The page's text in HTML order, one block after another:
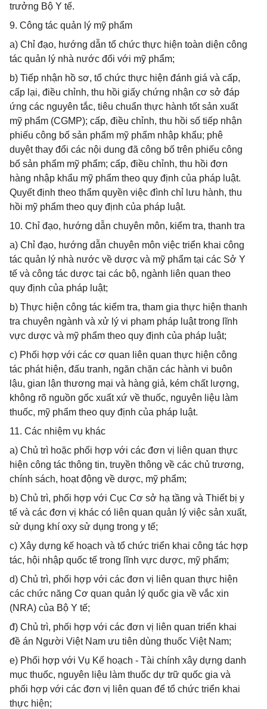
trưởng Bộ Y tế.
9. Công tác quản lý mỹ phẩm
a) Chỉ đạo, hướng dẫn tổ chức thực hiện toàn diện công
tác quản lý nhà nước đối với mỹ phẩm;
b) Tiếp nhận hồ sơ, tổ chức thực hiện đánh giá và cấp,
cấp lại, điều chỉnh, thu hồi giấy chứng nhận cơ sở đáp
ứng các nguyên tắc, tiêu chuẩn thực hành tốt sản xuất
mỹ phẩm (CGMP); cấp, điều chỉnh, thu hồi số tiếp nhận
phiếu công bố sản phẩm mỹ phẩm nhập khẩu; phê
duyệt thay đổi các nội dung đã công bố trên phiếu công
bố sản phẩm mỹ phẩm; cấp, điều chỉnh, thu hồi đơn
hàng nhập khẩu mỹ phẩm theo quy định của pháp luật.
Quyết định theo thẩm quyền việc đình chỉ lưu hành, thu
hồi mỹ phẩm theo quy định của pháp luật.
10. Chỉ đạo, hướng dẫn chuyên môn, kiểm tra, thanh tra
a) Chỉ đạo, hướng dẫn chuyên môn việc triển khai công
tác quản lý nhà nước về dược và mỹ phẩm tại các Sở Y
tế và công tác dược tại các bộ, ngành liên quan theo
quy định của pháp luật;
b) Thực hiện công tác kiểm tra, tham gia thực hiện thanh
tra chuyên ngành và xử lý vi phạm pháp luật trong lĩnh
vực dược và mỹ phẩm theo quy định của pháp luật;
c) Phối hợp với các cơ quan liên quan thực hiện công
tác phát hiện, đấu tranh, ngăn chặn các hành vi buôn
lậu, gian lận thương mại và hàng giả, kém chất lượng,
không rõ nguồn gốc xuất xứ về thuốc, nguyên liệu làm
thuốc, mỹ phẩm theo quy định của pháp luật.
11. Các nhiệm vụ khác
a) Chủ trì hoặc phối hợp với các đơn vị liên quan thực
hiện công tác thông tin, truyền thông về các chủ trương,
chính sách, hoạt động về dược, mỹ phẩm;
b) Chủ trì, phối hợp với Cục Cơ sở hạ tầng và Thiết bị y
tế và các đơn vị khác có liên quan quản lý việc sản xuất,
sử dụng khí oxy sử dụng trong y tế;
c) Xây dựng kế hoạch và tổ chức triển khai công tác hợp
tác, hội nhập quốc tế trong lĩnh vực dược, mỹ phẩm;
d) Chủ trì, phối hợp với các đơn vị liên quan thực hiện
các chức năng Cơ quan quản lý quốc gia về vắc xin
(NRA) của Bộ Y tế;
đ) Chủ trì, phối hợp với các đơn vị liên quan triển khai
đề án Người Việt Nam ưu tiên dùng thuốc Việt Nam;
e) Phối hợp với Vụ Kế hoạch - Tài chính xây dựng danh
mục thuốc, nguyên liệu làm thuốc dự trữ quốc gia và
phối hợp với các đơn vị liên quan để tổ chức triển khai
thực hiện;